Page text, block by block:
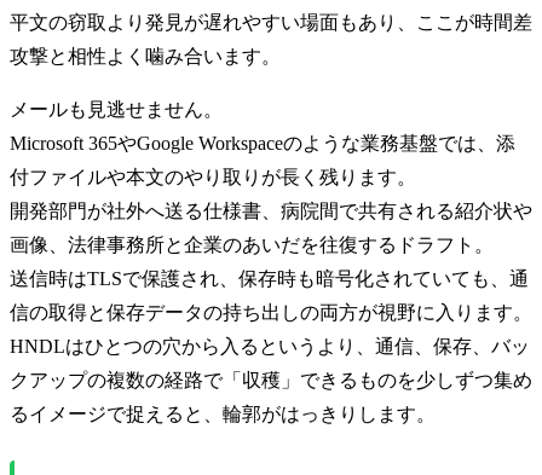
平文の窃取より発見が遅れやすい場面もあり、ここが時間差
攻撃と相性よく噛み合います。
メールも見逃せません。
Microsoft 365やGoogle Workspaceのような業務基盤では、添
付ファイルや本文のやり取りが長く残ります。
開発部門が社外へ送る仕様書、病院間で共有される紹介状や
画像、法律事務所と企業のあいだを往復するドラフト。
送信時はTLSで保護され、保存時も暗号化されていても、通
信の取得と保存データの持ち出しの両方が視野に入ります。
HNDLはひとつの穴から入るというより、通信、保存、バッ
クアップの複数の経路で「収穫」できるものを少しずつ集め
るイメージで捉えると、輪郭がはっきりします。